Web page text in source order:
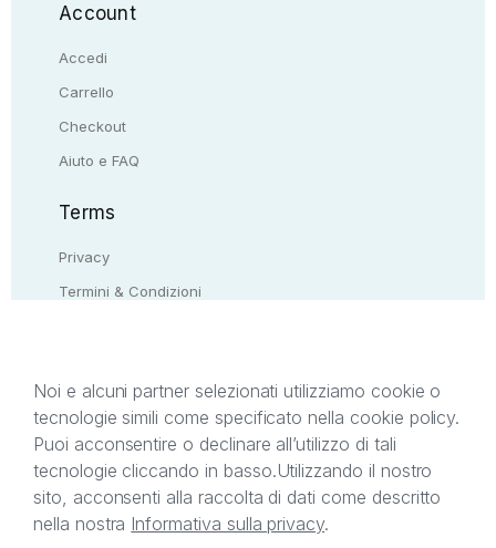
Account
Accedi
Carrello
Checkout
Aiuto e FAQ
Terms
Privacy
Termini & Condizioni
Il presente sito web è di proprietà di StreetLib S.r.l.
C.F. e P.IVA 05338720963. StreetLib S.r.l. è
titolare di tutti i diritti di proprietà intellettuale
afferenti ai marchi, loghi e segni distintivi presenti
sul sito web. Si invita l’utente a prendere visione
Noi e alcuni partner selezionati utilizziamo cookie o
tecnologie simili come specificato nella cookie policy.
Puoi acconsentire o declinare all’utilizzo di tali
tecnologie cliccando in basso.Utilizzando il nostro
sito, acconsenti alla raccolta di dati come descritto
nella nostra Informativa sulla privacy.